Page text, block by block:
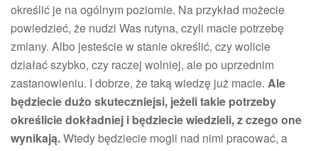
określić je na ogólnym poziomie. Na przykład możecie
powiedzieć, że nudzi Was rutyna, czyli macie potrzebę
zmiany. Albo jesteście w stanie określić, czy wolicie
działać szybko, czy raczej wolniej, ale po uprzednim
zastanowieniu. I dobrze, że taką wiedzę już macie. Ale
będziecie dużo skuteczniejsi, jeżeli takie potrzeby
określicie dokładniej i będziecie wiedzieli, z czego one
wynikają.Wtedy będziecie mogli nad nimi pracować, a